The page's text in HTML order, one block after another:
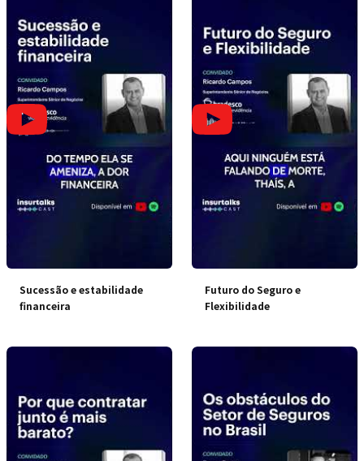
Sucessão e estabilidade
financeira
Futuro do Seguro e
Flexibilidade